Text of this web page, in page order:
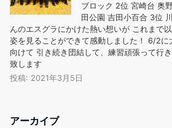
ブロック 2位 宮崎台 奥
田公園 吉田小百合 3位
んのエスグラにかけた熱い想いが これまで
姿を見ることができて感動しました！ 6/2に
向けて 引き続き団結して、練習頑張って行
致します
投稿: 2021年3月5日
アーカイブ